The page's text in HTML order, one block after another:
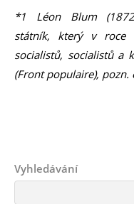
*1 Léon Blum
státník, který v roce
socialistů, socialistů a
(Front populaire), pozn.
Vyhledávání